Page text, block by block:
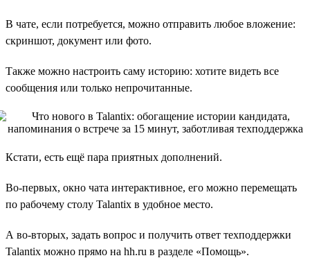
В чате, если потребуется, можно отправить любое вложение:
скриншот, документ или фото.
Также можно настроить саму историю: хотите видеть все
сообщения или только непрочитанные.
Кстати, есть ещё пара приятных дополнений.
Во-первых, окно чата интерактивное, его можно перемещать
по рабочему столу Talantix в удобное место.
А во-вторых, задать вопрос и получить ответ техподдержки
Talantix можно прямо на hh.ru в разделе «Помощь».